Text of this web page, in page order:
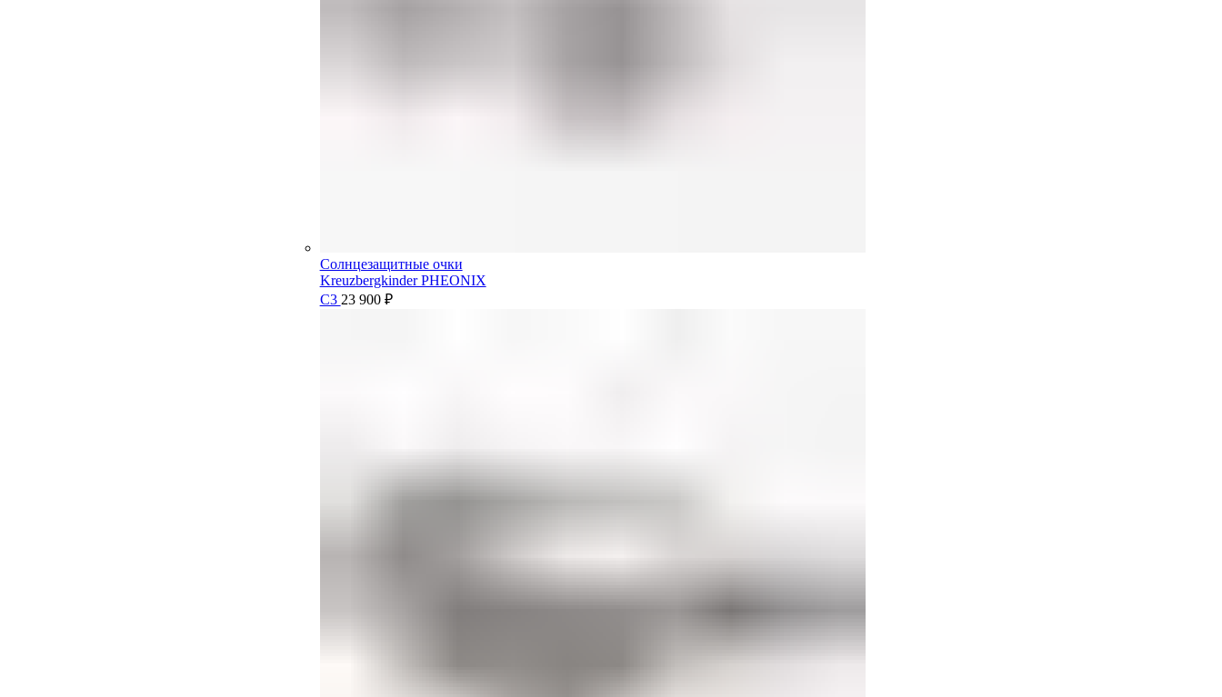
Солнцезащитные очки
Kreuzbergkinder PHEONIX
C3 23 900 ₽